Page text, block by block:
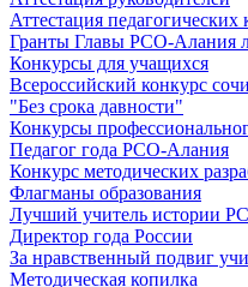
Аттестация педагогических
Гранты Главы РСО-Алания
Конкурсы для учащихся
Всероссийский конкурс
"Без срока давности"
Конкурсы
Педагог года РСО-Алания
Конкурс методических
Флагманы образования
Лучший учитель истории
Директор года России
За нравственный подвиг
Методическая копилка